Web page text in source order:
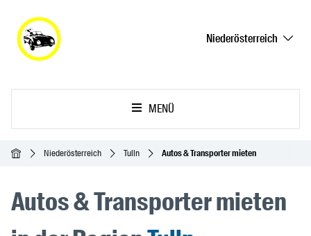
Niederösterreich
MENÜ
StartseiteNiederösterreich Tulln Autos & Transporter mieten
Autos & Transporter mieten